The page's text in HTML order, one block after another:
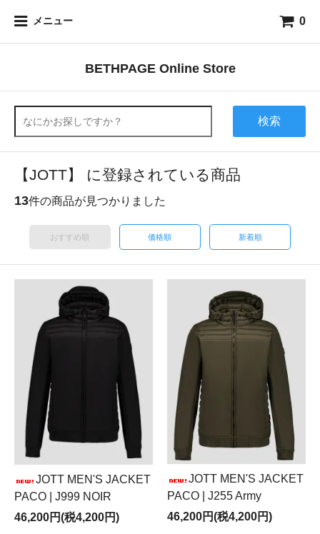
メニュー 0
BETHPAGE Online Store
検索
【JOTT】 に登録されている商品
13件の商品が見つかりました
おすすめ順 価格順 新着順
JOTT MEN'S JACKET
PACO | J999 NOIR
46,200円(税4,200円)
JOTT MEN'S JACKET
PACO | J255 Army
46,200円(税4,200円)